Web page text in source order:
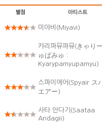
미야비(Miyavi)
캬리파뮤파뮤(きゃり
ゅぱみゅ :
Kyarypamyupamyu)
스파이에어(Spyair ス
エアー)
사타 안다기(Saataa
Andagii)